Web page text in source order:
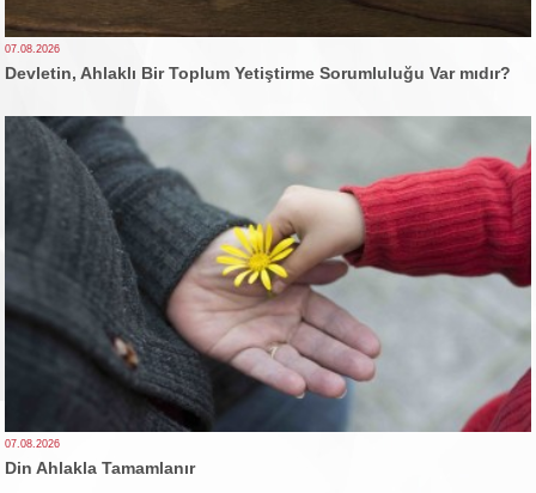
07.08.2026
Devletin, Ahlaklı Bir Toplum Yetiştirme Sorumluluğu Var mıdır?
07.08.2026
Din Ahlakla Tamamlanır